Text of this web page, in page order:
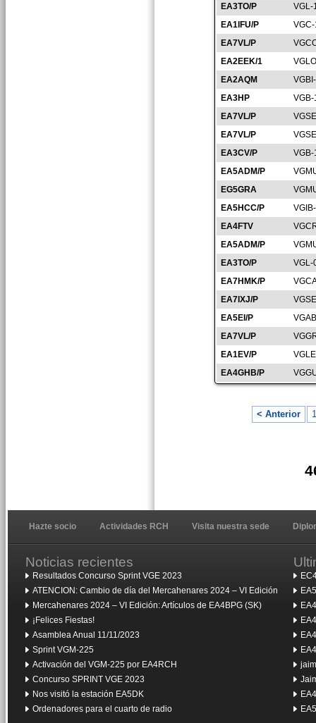
EA3TO/P
VGL-
EA1IFU/P
EA7VL/P
EA2EEK/1
EA2AQM
EA3HP
EA7VL/P
EA7VL/P
EA3CV/P
VGB-
EA5ADM/P
EG5GRA
EA5HCC/P
EA4FTV
EA5ADM/P
EA3TO/P
VGL-
EA7HMK/P
EA7IXJ/P
EA5EI/P
EA7VL/P
EA1EV/P
EA4GHB/P
< Anterior 1
Hazte socio Actividades RCH Visita nuestra sede
Noticias recientes
Resultados Concurso Sprint VGE 2023
ATENCION: Cambio de día del Mercahenares 2024 – VI Edición
Mercahenares 2024 – VI Edición: Artículos de EA4BPG (SK)
¡Felices Fiestas!
Asamblea Anual 11/11/2023
Sprint VGM-225
Activación del VGM-225 por EA4RCH
Concurso SPRINT VGE 2023
Nos visitó la estación EA5DK
Ordenadores para el cuarto de radio